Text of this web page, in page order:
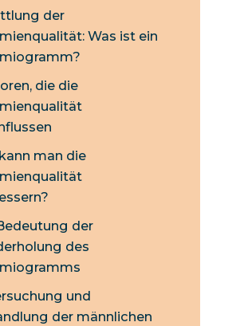
der
Was ist ein
die die
man die
der
des
und
der männlichen